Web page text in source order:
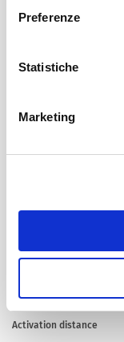
nostri partner e
browser. Ulteriori
Preferenze
Statistiche
Marketing
Activation distance